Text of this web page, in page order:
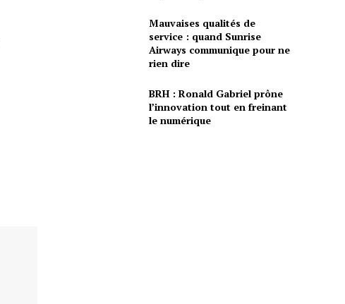
Mauvaises qualités de
service : quand Sunrise
Airways communique pour ne
rien dire
BRH : Ronald Gabriel prône
l’innovation tout en freinant
le numérique